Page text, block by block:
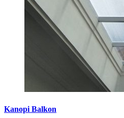
Kanopi Balkon